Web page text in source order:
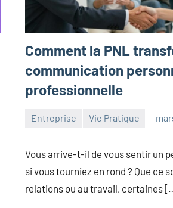
Comment la PNL
communication
professionnelle
Entreprise Vie Pratique
maxance
Vous arrive-t-il de vous sentir un
si vous tourniez en rond ? Que ce
relations ou au travail, certaines